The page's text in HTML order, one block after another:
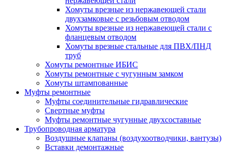
Хомуты врезные из нержавеющей стали
двухзамковые с резьбовым отводом
Хомуты врезные из нержавеющей стали с
фланцевым отводом
Хомуты врезные стальные для ПВХ/ПНД
труб
Хомуты ремонтные ИБИС
Хомуты ремонтные с чугунным замком
Хомуты штампованные
Муфты ремонтные
Муфты соединительные гидравлические
Свертные муфты
Муфты ремонтные чугунные двухсоставные
Трубопроводная арматура
Воздушные клапаны (воздухоотводчики, вантузы)
Вставки демонтажные